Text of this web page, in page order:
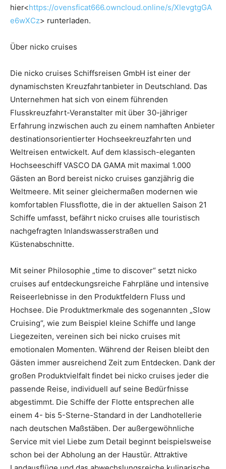
hier<https://ovensficat666.owncloud.online/s/XlevgtgGA
e6wXCz> runterladen.
Über nicko cruises
Die nicko cruises Schiffsreisen GmbH ist einer der
dynamischsten Kreuzfahrtanbieter in Deutschland. Das
Unternehmen hat sich von einem führenden
Flusskreuzfahrt-Veranstalter mit über 30-jähriger
Erfahrung inzwischen auch zu einem namhaften Anbieter
destinationsorientierter Hochseekreuzfahrten und
Weltreisen entwickelt. Auf dem klassisch-eleganten
Hochseeschiff VASCO DA GAMA mit maximal 1.000
Gästen an Bord bereist nicko cruises ganzjährig die
Weltmeere. Mit seiner gleichermaßen modernen wie
komfortablen Flussflotte, die in der aktuellen Saison 21
Schiffe umfasst, befährt nicko cruises alle touristisch
nachgefragten Inlandswasserstraßen und
Küstenabschnitte.
Mit seiner Philosophie „time to discover“ setzt nicko
cruises auf entdeckungsreiche Fahrpläne und intensive
Reiseerlebnisse in den Produktfeldern Fluss und
Hochsee. Die Produktmerkmale des sogenannten „Slow
Cruising“, wie zum Beispiel kleine Schiffe und lange
Liegezeiten, vereinen sich bei nicko cruises mit
emotionalen Momenten. Während der Reisen bleibt den
Gästen immer ausreichend Zeit zum Entdecken. Dank der
großen Produktvielfalt findet bei nicko cruises jeder die
passende Reise, individuell auf seine Bedürfnisse
abgestimmt. Die Schiffe der Flotte entsprechen alle
einem 4- bis 5-Sterne-Standard in der Landhotellerie
nach deutschen Maßstäben. Der außergewöhnliche
Service mit viel Liebe zum Detail beginnt beispielsweise
schon bei der Abholung an der Haustür. Attraktive